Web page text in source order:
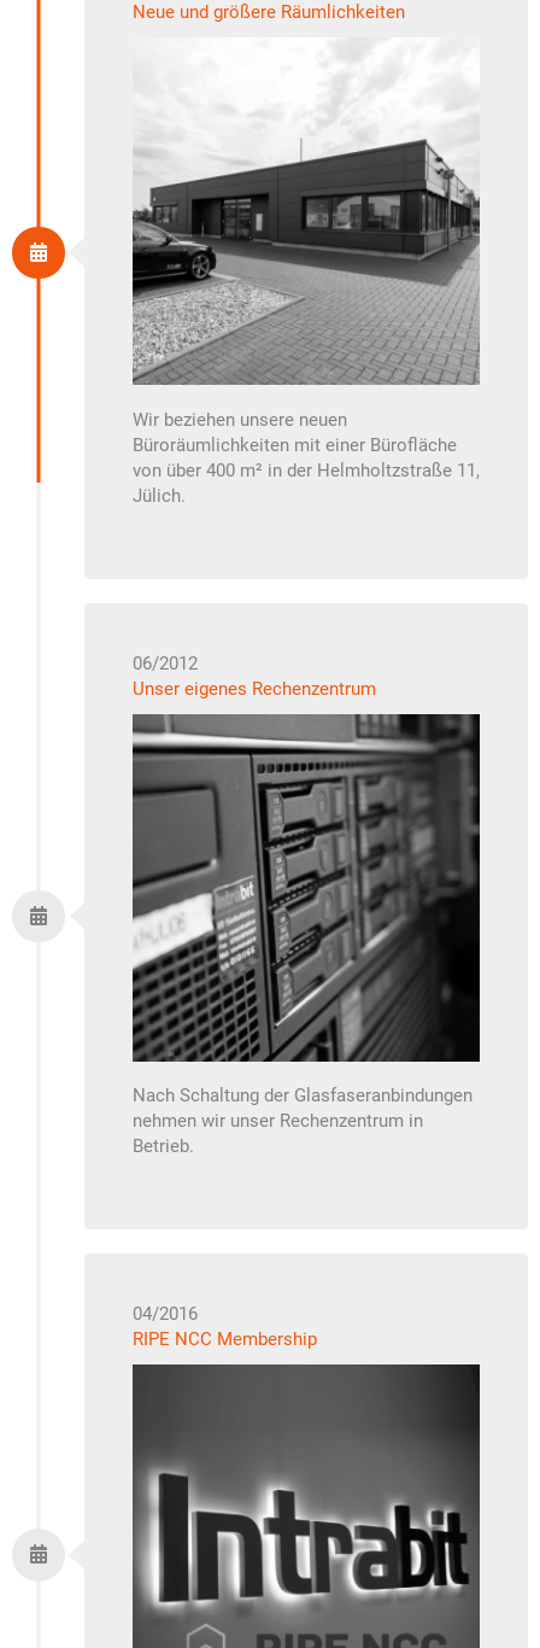
Neue und größere Räumlichkeiten
Wir beziehen unsere neuen
Büroräumlichkeiten mit einer Bürofläche
von über 400 m² in der Helmholtzstraße11,
Jülich.
06/2012
Unser eigenes Rechenzentrum
Nach Schaltung der Glasfaseranbindungen
nehmen wir unser Rechenzentrum in
Betrieb.
04/2016
RIPE NCC Membership